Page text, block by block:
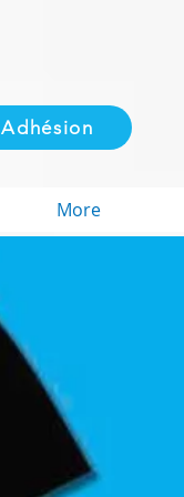
More
Adhésion